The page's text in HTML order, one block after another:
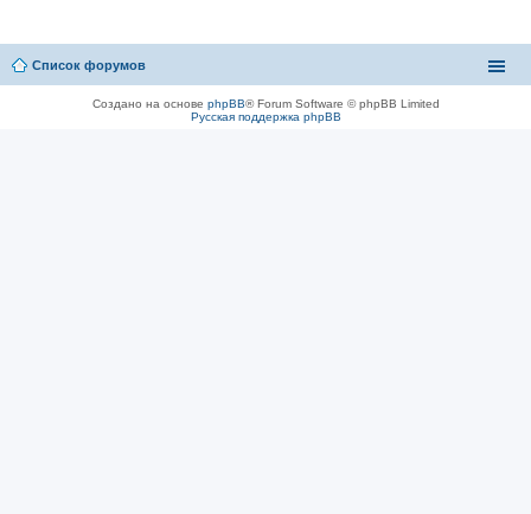
Список форумов
Создано на основе phpBB® Forum Software © phpBB Limited
Русская поддержка phpBB